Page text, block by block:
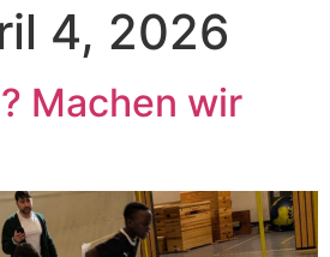
4, 2026
Machen wir